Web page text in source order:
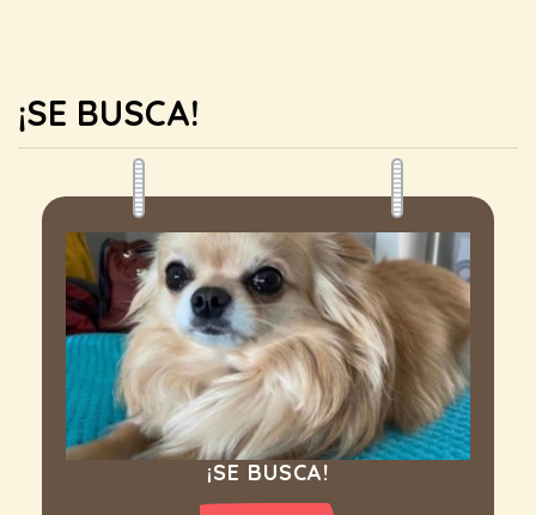
¡SE BUSCA!
¡SE BUSCA!